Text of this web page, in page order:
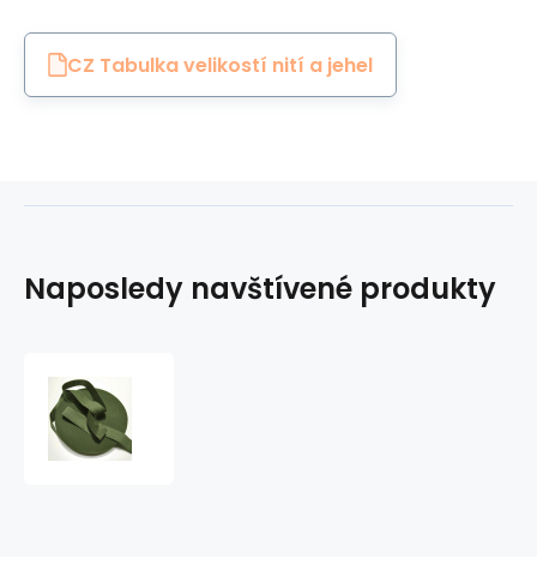
CZ Tabulka velikostí nití a jehel
Naposledy navštívené produkty